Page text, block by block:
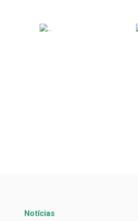
Notícias